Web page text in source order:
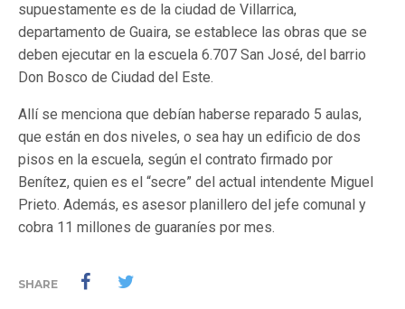
supuestamente es de la ciudad de Villarrica,
departamento de Guaira, se establece las obras que se
deben ejecutar en la escuela 6.707 San José, del barrio
Don Bosco de Ciudad del Este.
Allí se menciona que debían haberse reparado 5 aulas,
que están en dos niveles, o sea hay un edificio de dos
pisos en la escuela, según el contrato firmado por
Benítez, quien es el “secre” del actual intendente Miguel
Prieto. Además, es asesor planillero del jefe comunal y
cobra 11 millones de guaraníes por mes.
SHARE